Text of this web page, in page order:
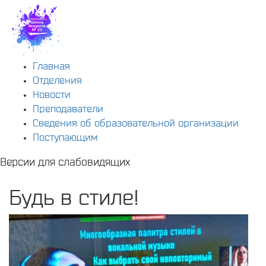
Главная
Отделения
Новости
Преподаватели
Сведения об образовательной организации
Поступающим
Версии для слабовидящих
Будь в стиле!